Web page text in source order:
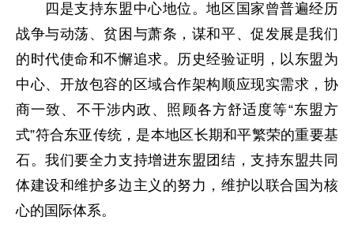
四是支持东盟中心地位。地区国家曾普遍经历
战争与动荡、贫困与萧条，谋和平、促发展是我们
的时代使命和不懈追求。历史经验证明，以东盟为
中心、开放包容的区域合作架构顺应现实需求，协
商一致、不干涉内政、照顾各方舒适度等“东盟方
式”符合东亚传统，是本地区长期和平繁荣的重要基
石。我们要全力支持增进东盟团结，支持东盟共同
体建设和维护多边主义的努力，维护以联合国为核
心的国际体系。